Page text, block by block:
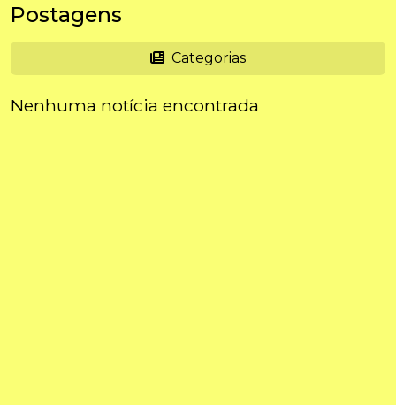
Postagens
Categorias
Nenhuma notícia encontrada